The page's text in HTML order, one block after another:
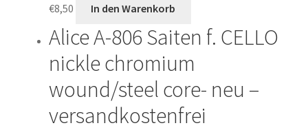
€8,50 In den Warenkorb
Alice A-806 Saiten f. CELLO
nickle chromium
wound/steel core- neu –
versandkostenfrei